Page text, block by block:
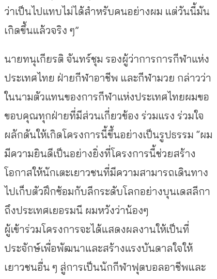
ว่าเป็นไปแทบไม่ได้สำหรับคนอย่างผม แต่วันนี้มัน
เกิดขึ้นแล้วจริง ๆ”
นายทนุเกียรติ จันทร์ชุม รองผู้ว่าการการกีฬาแห่ง
ประเทศไทย ฝ่ายกีฬาอาชีพ และกีฬามวย กล่าวว่า
ในนามตัวแทนของการกีฬาแห่งประเทศไทยผมขอ
ขอบคุณทุกฝ่ายที่มีส่วนเกี่ยวข้อง ร่วมแรง ร่วมใจ
ผลักดันให้เกิดโครงการนี้ขึ้นอย่างเป็นรูปธรรม “ผม
มีความยินดีเป็นอย่างยิ่งที่โครงการนี้ช่วยสร้าง
โอกาสให้นักเตะเยาวชนที่มีความสามารถเดินทาง
ไปเก็บตัวฝึกซ้อมกับลีกระดับโลกอย่างบุนเดสลีกา
ถึงประเทศเยอรมนี ผมหวังว่าน้องๆ
ผู้เข้าร่วมโครงการจะได้แสดงผลงานให้เป็นที่
ประจักษ์เพื่อพัฒนาและสร้างแรงบันดาลใจให้
เยาวชนอื่น ๆ สู่การเป็นนักกีฬาฟุตบอลอาชีพและ